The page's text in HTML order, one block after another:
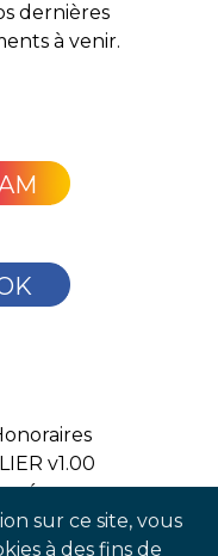
sur ce site, vous
à des fins de
dernières
à venir.
v1.00